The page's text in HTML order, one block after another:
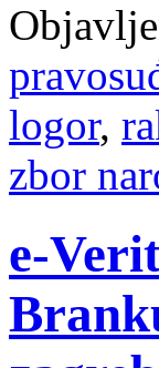
logor,
zbor
e-